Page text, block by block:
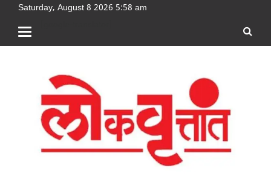
Saturday, August 8 2026 5:58 am